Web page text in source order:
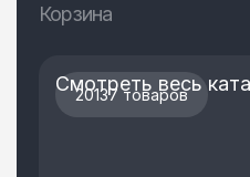
Корзина
20137 товаров
Смотреть весь